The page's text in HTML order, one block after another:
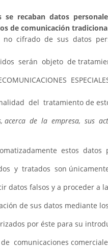
recaban datos
de comunicación
cifrado de sus datos
serán objeto de
del tratamiento de
de la empresa, sus
estos datos
y tratados son únicamente
datos falsos y a proceder a
de sus datos
por éste para su
comunicaciones